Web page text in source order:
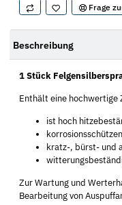
Frage
Beschreibung
1 Stück
Enthält eine hochwertige
ist hoch
kratz-, bürst- und
Zur Wartung und
Bearbeitung von